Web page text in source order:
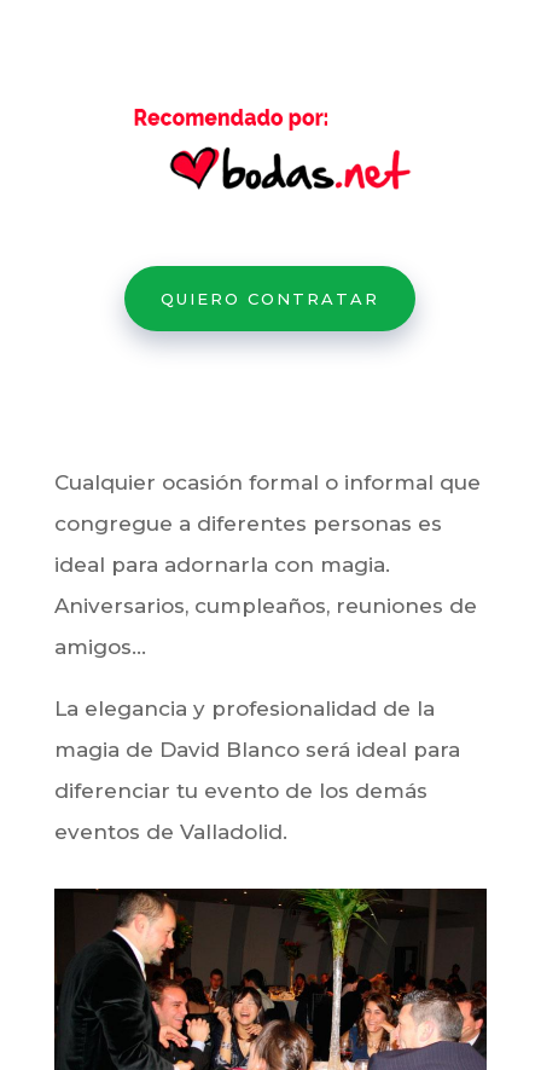
QUIERO CONTRATAR
Cualquier ocasión formal o informal que
congregue a diferentes personas es
ideal para adornarla con magia.
Aniversarios, cumpleaños, reuniones de
amigos…
La elegancia y profesionalidad de la
magia de David Blanco será ideal para
diferenciar tu evento de los demás
eventos de Valladolid.